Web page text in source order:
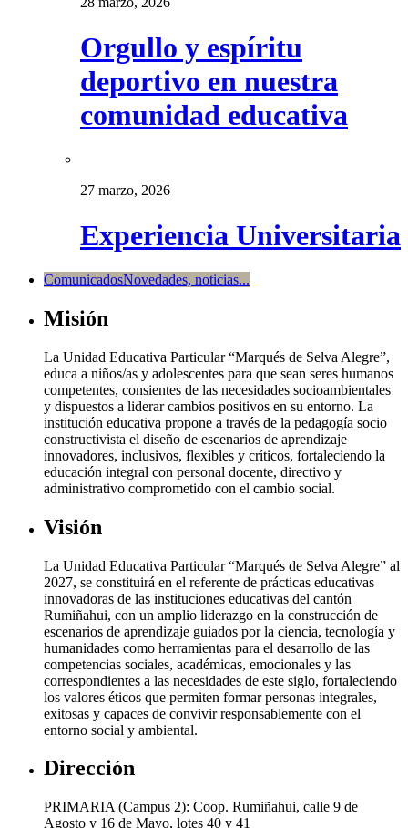
Orgullo y espíritu
deportivo en nuestra
comunidad educativa
27 marzo, 2026
Experiencia Universitaria
ComunicadosNovedades, noticias...
Misión
La Unidad Educativa Particular “Marqués de Selva Alegre”,
educa a niños/as y adolescentes para que sean seres humanos
competentes, consientes de las necesidades socioambientales
y dispuestos a liderar cambios positivos en su entorno. La
institución educativa propone a través de la pedagogía socio
constructivista el diseño de escenarios de aprendizaje
innovadores, inclusivos, flexibles y críticos, fortaleciendo la
educación integral con personal docente, directivo y
administrativo comprometido con el cambio social.
Visión
La Unidad Educativa Particular “Marqués de Selva Alegre” al
2027, se constituirá en el referente de prácticas educativas
innovadoras de las instituciones educativas del cantón
Rumiñahui, con un amplio liderazgo en la construcción de
escenarios de aprendizaje guiados por la ciencia, tecnología y
humanidades como herramientas para el desarrollo de las
competencias sociales, académicas, emocionales y las
correspondientes a las necesidades de este siglo, fortaleciendo
los valores éticos que permiten formar personas integrales,
exitosas y capaces de convivir responsablemente con el
entorno social y ambiental.
Dirección
PRIMARIA (Campus 2): Coop. Rumiñahui, calle 9 de
Agosto y 16 de Mayo, lotes 40 y 41